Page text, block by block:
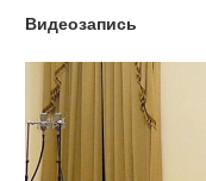
Видеозапись
Видеоплеер